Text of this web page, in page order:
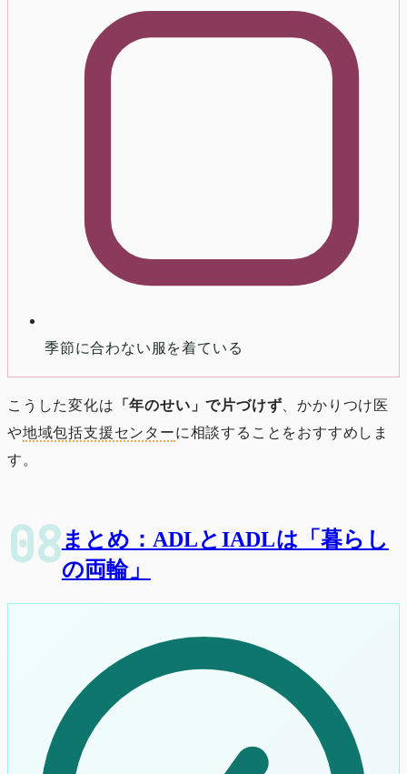
季節に合わない服を着ている
こうした変化は 「年のせい」で片づけず 、かかりつけ医
や地域包括支援センターに相談することをおすすめしま
す。
まとめ：ADLとIADLは「暮らし
の両輪」